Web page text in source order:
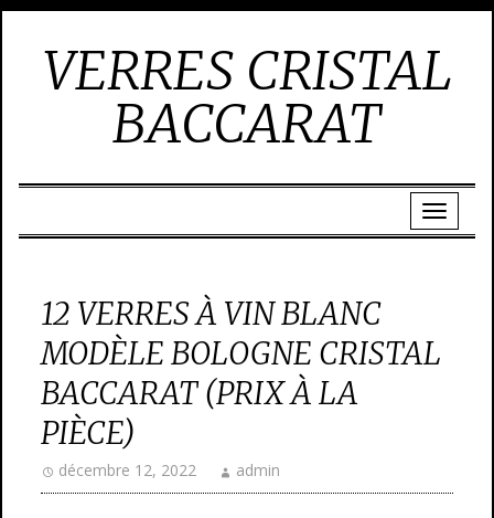
VERRES CRISTAL
BACCARAT
12 VERRES À VIN BLANC
MODÈLE BOLOGNE CRISTAL
BACCARAT (PRIX À LA
PIÈCE)
décembre 12, 2022 admin